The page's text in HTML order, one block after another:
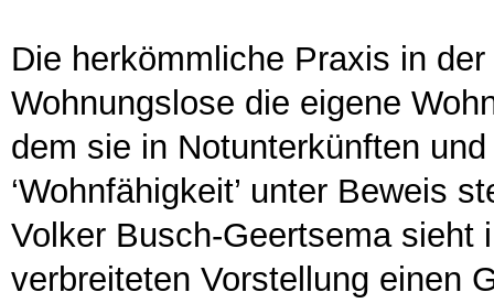
Die herkömmliche Praxis in
Wohnungslose die eigene
dem sie in Notunterkünften
‘Wohnfähigkeit’ unter Beweis
Volker Busch-Geertsema sieht
verbreiteten Vorstellung einen